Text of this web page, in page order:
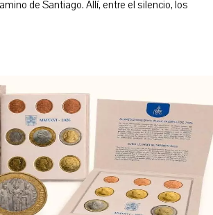
de Santiago. Allí, entre el silencio, los